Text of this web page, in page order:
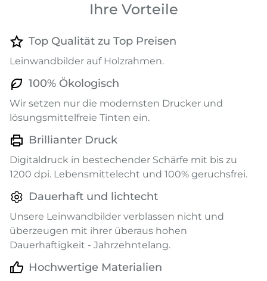
Ihre Vorteile
Top Qualität zu Top Preisen
Leinwandbilder auf Holzrahmen.
100% Ökologisch
Wir setzen nur die modernsten Drucker und
lösungsmittelfreie Tinten ein.
Brillianter Druck
Digitaldruck in bestechender Schärfe mit bis zu
1200 dpi. Lebensmittelecht und 100% geruchsfrei.
Dauerhaft und lichtecht
Unsere Leinwandbilder verblassen nicht und
überzeugen mit ihrer überaus hohen
Dauerhaftigkeit - Jahrzehntelang.
Hochwertige Materialien